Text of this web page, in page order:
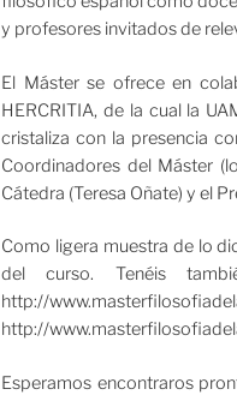
y profesores invitados de
El Máster se ofrece en
HERCRITIA, de la cual la
cristaliza con la presencia
Coordinadores del Máster
Cátedra (Teresa Oñate) y el
Como ligera muestra de lo
del curso. Tenéis
http://
http://
Esperamos encontraros